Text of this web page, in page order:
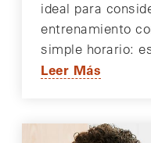
ideal para
entrenamiento
simple horario:
Leer Más